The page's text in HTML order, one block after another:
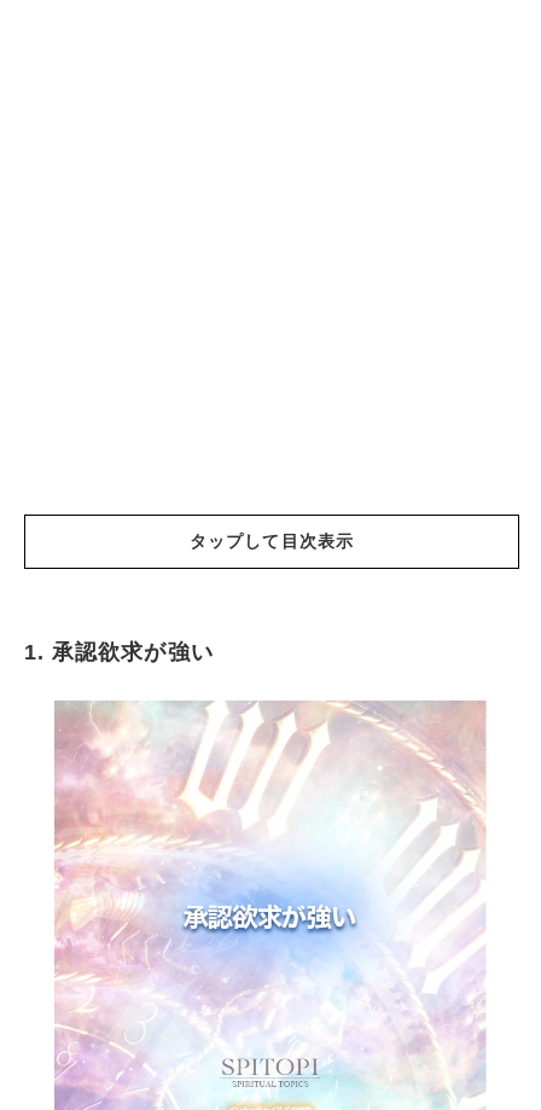
タップして目次表示
親しい人に裏切られてしまうのではないかとい
う不安がつきまとう
人に気を遣いすぎて相手の言いなりになりやす
い
一人になるのが怖い
親が自分勝手だった
自分の素直な感情を表現するのに抵抗がある
長男や長女でいつも我慢することを強いられて
きた
自分の思うような行動を相手がとらないと不安
になる
理由は分からないが周りの人に嫌われている
1. 承認欲求が強い